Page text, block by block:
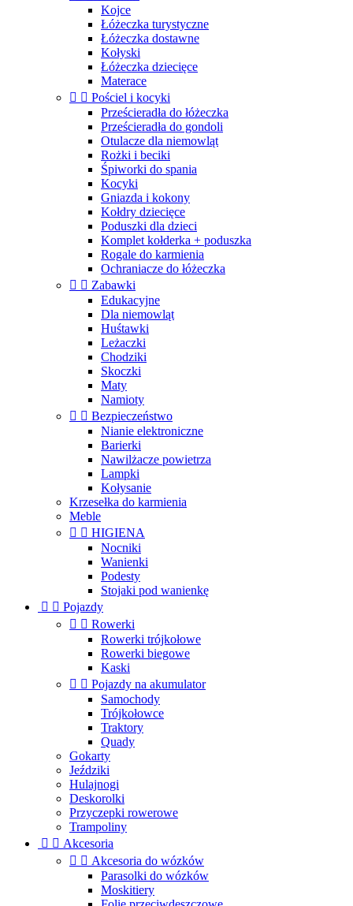
Kojce
Łóżeczka turystyczne
Łóżeczka dostawne
Kołyski
Łóżeczka dziecięce
Materace
  Pościel i kocyki
Prześcieradła do łóżeczka
Prześcieradła do gondoli
Otulacze dla niemowląt
Rożki i beciki
Śpiworki do spania
Kocyki
Gniazda i kokony
Kołdry dziecięce
Poduszki dla dzieci
Komplet kołderka + poduszka
Rogale do karmienia
Ochraniacze do łóżeczka
  Zabawki
Edukacyjne
Dla niemowląt
Huśtawki
Leżaczki
Chodziki
Skoczki
Maty
Namioty
  Bezpieczeństwo
Nianie elektroniczne
Barierki
Nawilżacze powietrza
Lampki
Kołysanie
Krzesełka do karmienia
Meble
  HIGIENA
Nocniki
Wanienki
Podesty
Stojaki pod wanienkę
  Pojazdy
  Rowerki
Rowerki trójkołowe
Rowerki biegowe
Kaski
  Pojazdy na akumulator
Samochody
Trójkołowce
Traktory
Quady
Gokarty
Jeździki
Hulajnogi
Deskorolki
Przyczepki rowerowe
Trampoliny
  Akcesoria
  Akcesoria do wózków
Parasolki do wózków
Moskitiery